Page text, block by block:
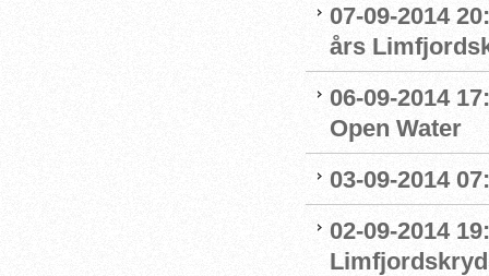
07-09-2014
års
06-09-2014
Open Water
03-09-2014
02-09-2014